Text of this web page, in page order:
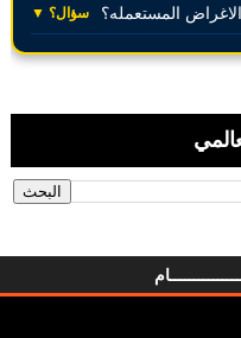
المستعمله؟ سؤال؟ ▼